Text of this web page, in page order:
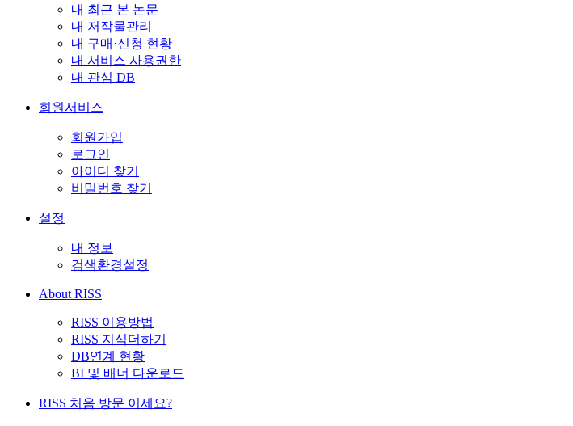
내 최근 본 논문
내 저작물관리
내 구매·신청 현황
내 서비스 사용권한
내 관심 DB
회원서비스
회원가입
로그인
아이디 찾기
비밀번호 찾기
설정
내 정보
검색환경설정
About RISS
RISS 이용방법
RISS 지식더하기
DB연계 현황
BI 및 배너 다운로드
RISS 처음 방문 이세요?